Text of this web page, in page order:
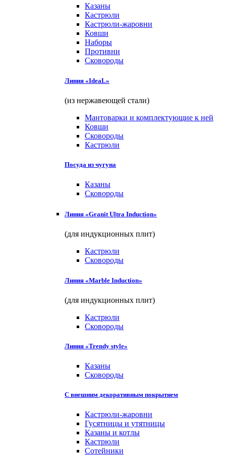
Казаны
Кастрюли
Кастрюли-жаровни
Ковши
Наборы
Противни
Сковороды
Линия «IdeaL»
(из нержавеющей стали)
Мантоварки и комплектующие к ней
Ковши
Сковороды
Кастрюли
Посуда из чугуна
Казаны
Сковороды
Линия «Granit Ultra Induction»
(для индукционных плит)
Кастрюли
Сковороды
Линия «Marble Induction»
(для индукционных плит)
Кастрюли
Сковороды
Линия «Trendy style»
Казаны
Сковороды
С внешним декоративным покрытием
Кастрюли-жаровни
Гусятницы и утятницы
Казаны и котлы
Кастрюли
Сотейники